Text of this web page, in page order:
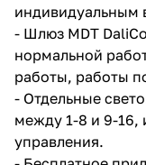
индивидуальным
- Шлюз MDT
нормальной
работы, работы
- Отдельные
между 1-8 и 9-16,
управления.